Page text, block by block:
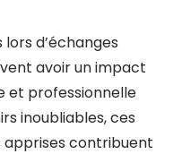
d’échanges
avoir un impact
et professionnelle
inoubliables, ces
apprises contribuent